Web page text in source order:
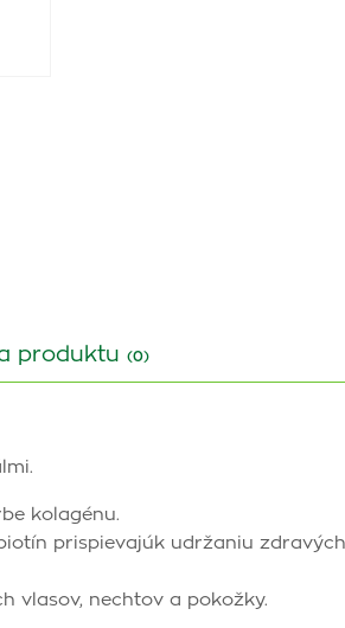
produktu (0)
kolagénu.
prispievajúk udržaniu
vlasov, nechtov a pokožky.